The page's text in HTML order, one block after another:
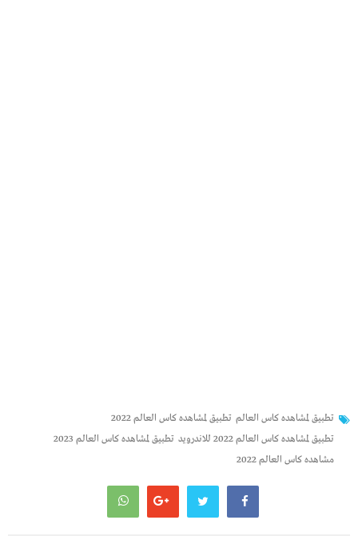
تطبيق لمشاهده كاس العالم تطبيق لمشاهده كاس العالم 2022
تطبيق لمشاهده كاس العالم 2022 للاندرويد
تطبيق لمشاهده كاس العالم 2023
مشاهده كاس العالم 2022